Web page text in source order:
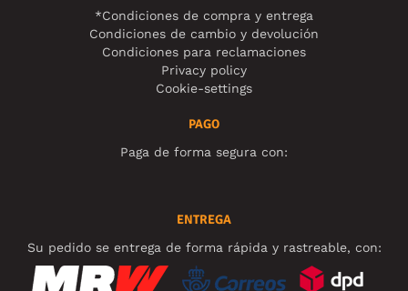
*Condiciones de compra y entrega
Condiciones de cambio y devolución
Condiciones para reclamaciones
Privacy policy
Cookie-settings
PAGO
Paga de forma segura con:
ENTREGA
Su pedido se entrega de forma rápida y rastreable, con: